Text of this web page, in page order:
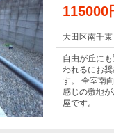
大田区南千束
自由が丘に
われるにお
す。 全室南
感じの敷地
屋です。